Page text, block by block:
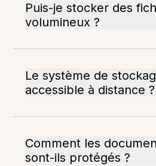
Puis-je stocker des
volumineux ?
Le système de
accessible à distance ?
Comment les
sont-ils protégés ?